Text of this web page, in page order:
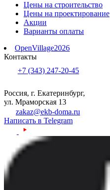
Цены на строительство
Цены на проектирование
Акции
Варианты оплаты
OpenVillage2026
Контакты
+7 (343) 247-20-45
Россия, г. Екатеринбург,
ул. Мраморская 13
zakaz@ekb-doma.ru
Написать в Telegram